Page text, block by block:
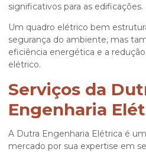
significativos para as edificações.
Um quadro elétrico bem
segurança do ambiente, mas
eficiência energética e a
elétrico.
Serviços da
Engenharia
A Dutra Engenharia Elétrica é
mercado por sua expertise em